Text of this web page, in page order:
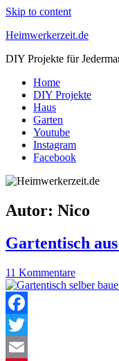
Skip to content
Heimwerkerzeit.de
DIY Projekte für
Home
DIY Projekte
Haus
Garten
Youtube
Instagram
Facebook
Autor: Nico
Gartentisch
11 Kommentare
Facebook
Twitter